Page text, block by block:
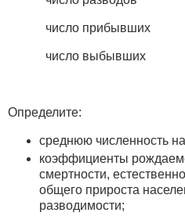
число
число
Определите:
среднюю численность
коэффициенты
смертности,
общего прироста
разводимости;